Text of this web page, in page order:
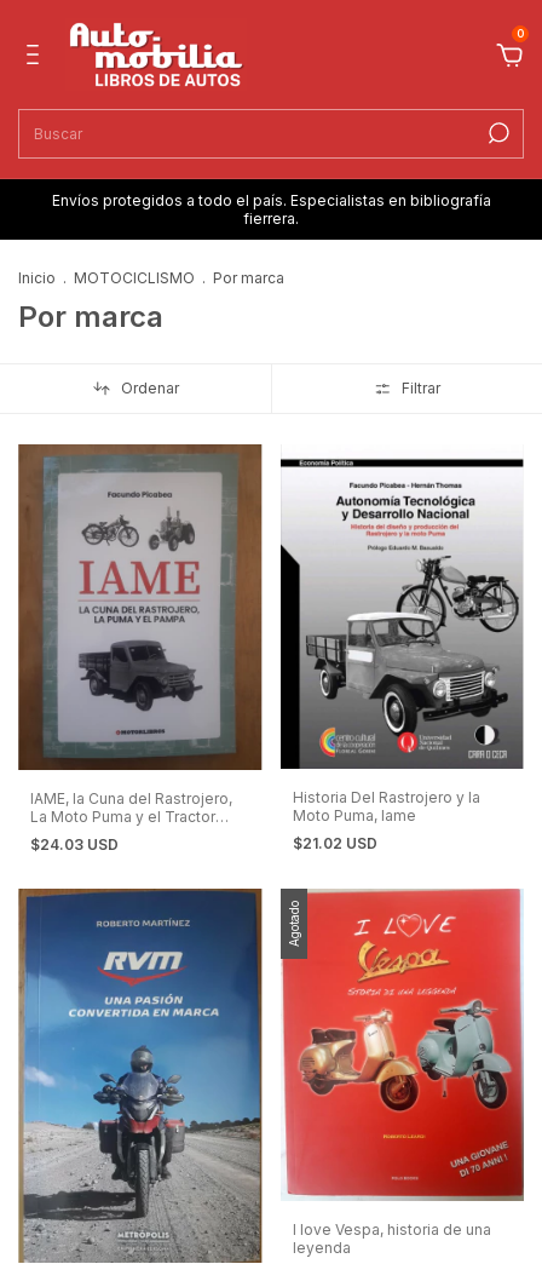
0
Envíos protegidos a todo el país. Especialistas en bibliografía
fierrera.
Inicio . MOTOCICLISMO . Por marca
Por marca
Ordenar Filtrar
IAME, la Cuna del Rastrojero,
La Moto Puma y el Tractor
Pampa
$24.03 USD
Historia Del Rastrojero y la
Moto Puma, Iame
$21.02 USD
Agotado
I love Vespa, historia de una
leyenda